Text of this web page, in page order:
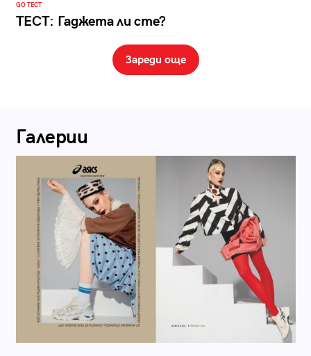
GO ТЕСТ
ТЕСТ: Гаджета ли сте?
Зареди още
Галерии